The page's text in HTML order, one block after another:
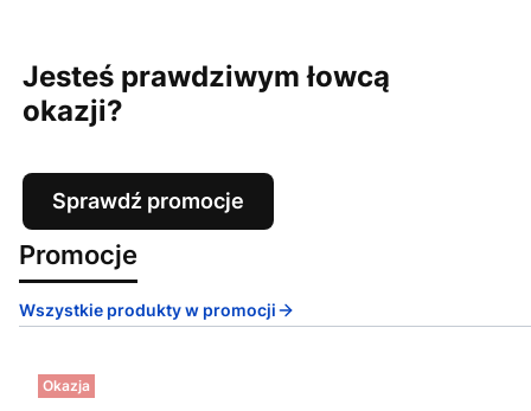
Jesteś prawdziwym łowcą
okazji?
Sprawdź promocje
Promocje
Wszystkie produkty w promocji
Okazja